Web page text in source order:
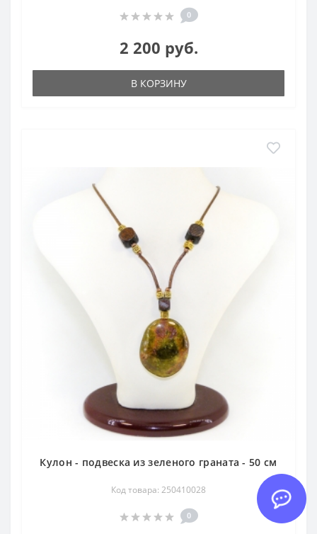
0
2 200 руб.
В КОРЗИНУ
Кулон - подвеска из зеленого граната - 50 см
Код товара: 250410028
0